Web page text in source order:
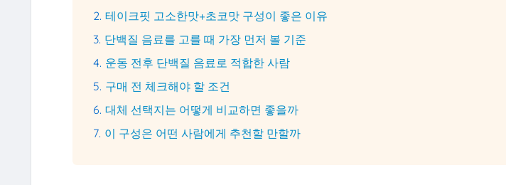
테이크핏 고소한맛+초코맛 구성이 좋은 이유
단백질 음료를 고를 때 가장 먼저 볼 기준
운동 전후 단백질 음료로 적합한 사람
구매 전 체크해야 할 조건
대체 선택지는 어떻게 비교하면 좋을까
이 구성은 어떤 사람에게 추천할 만할까